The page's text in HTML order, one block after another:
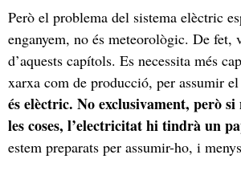
Però el problema del sistema elèctric
enganyem, no és meteorològic. De fet,
d’aquests capítols. Es necessita més
xarxa com de producció, per assumir el
és elèctric. No exclusivament, però
les coses, l’electricitat hi tindrà un
estem preparats per assumir-ho, i